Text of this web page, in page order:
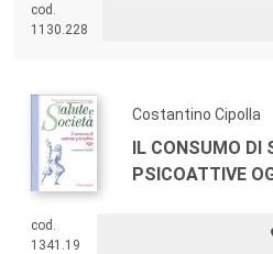
comportamenti anomali. La ricerca
istituzioni e un approccio alle
cod.
1130.228
Costantino Cipolla
IL CONSUMO DI
PSICOATTIVE
cod.
1341.19